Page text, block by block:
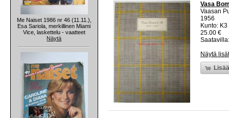
Me Naiset 1986 nr 46 (11.11.),
Esa Sariola, merkillinen Miami
Vice, laskettelu - vaatteet
Näytä
Vasa
Vaasan
1956
Kunto:
25.00 €
Näytä